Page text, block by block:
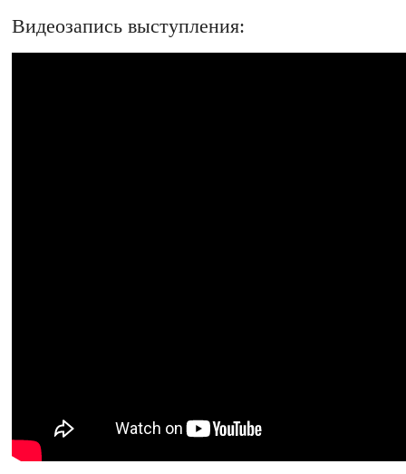
Видеозапись выступления: